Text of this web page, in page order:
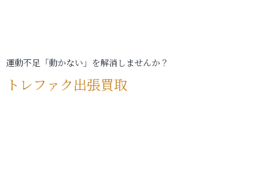
運動不足「動かない」を解消しませんか？
トレファク出張買取